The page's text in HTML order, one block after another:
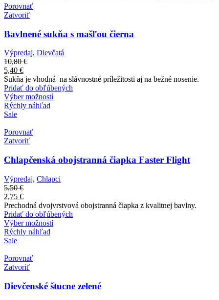
Porovnať
Zatvoriť
Bavlnené sukňa s mašľou čierna
Výpredaj, Dievčatá
10,80€
5,40 €
Sukňa je vhodná na slávnostné príležitosti aj na bežné nosenie.
Pridať do obľúbených
Výber možností
Rýchly náhľad
Sale
Porovnať
Zatvoriť
Chlapčenská obojstranná čiapka Faster Flight
Výpredaj, Chlapci
5,50€
2,75 €
Prechodná dvojvrstvová obojstranná čiapka z kvalitnej bavlny.
Pridať do obľúbených
Výber možností
Rýchly náhľad
Sale
Porovnať
Zatvoriť
Dievčenské štucne zelené